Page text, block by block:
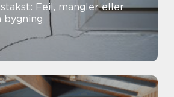
Feil, mangler eller
bygning